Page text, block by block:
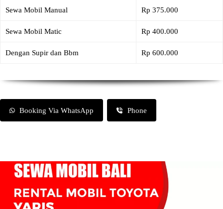
Sewa Mobil Manual Rp 375.000
Sewa Mobil Matic Rp 400.000
Dengan Supir dan Bbm Rp 600.000
Booking Via WhatsApp Phone